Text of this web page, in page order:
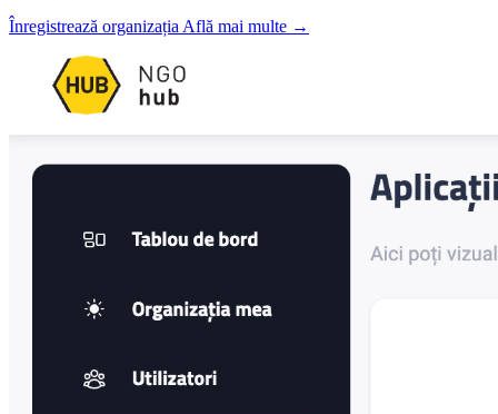
Înregistrează organizația Află mai multe →